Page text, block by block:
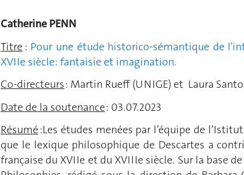
Catherine PENN
Titre : Pour une étude historico-sémantique de
XVIIe siècle: fantaisie et imagination.
Co-directeurs: Martin Rueff (UNIGE) et Laura
Date de la soutenance: 03.07.2023
Résumé:Les études menées par l’équipe de
que le lexique philosophique de Descartes a
française du XVIIe et du XVIIIe siècle. Sur la base